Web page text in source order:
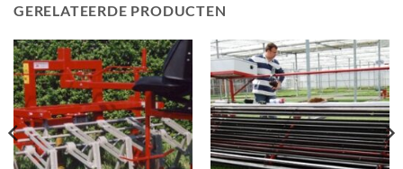
GERELATEERDE PRODUCTEN